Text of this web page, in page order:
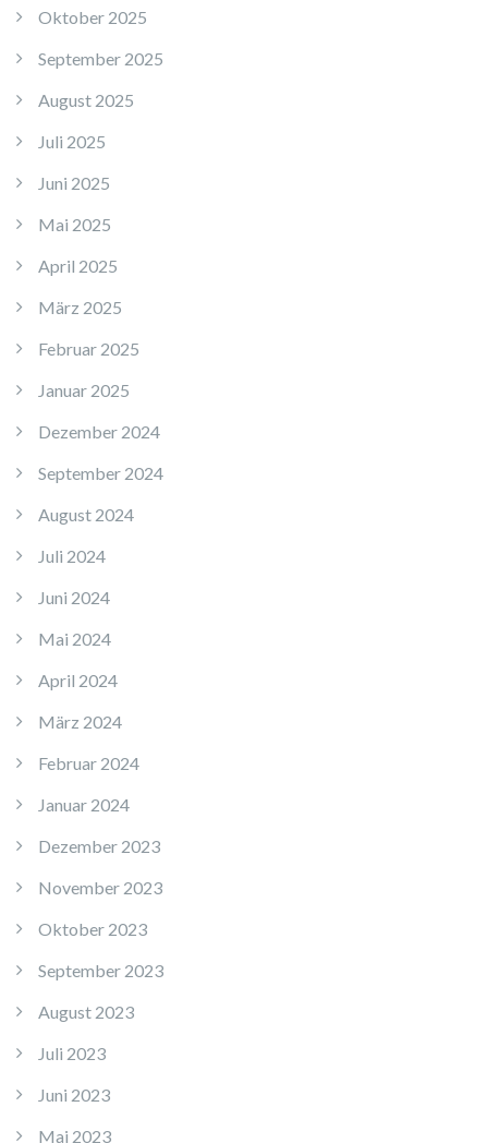
Oktober 2025
September 2025
August 2025
Juli 2025
Juni 2025
Mai 2025
April 2025
März 2025
Februar 2025
Januar 2025
Dezember 2024
September 2024
August 2024
Juli 2024
Juni 2024
Mai 2024
April 2024
März 2024
Februar 2024
Januar 2024
Dezember 2023
November 2023
Oktober 2023
September 2023
August 2023
Juli 2023
Juni 2023
Mai 2023